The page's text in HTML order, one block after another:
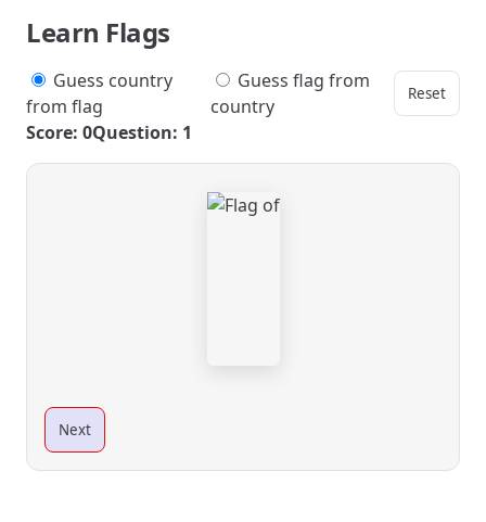
Learn Flags
Guess country
from flag
Guess flag from
country
Reset
Score: 0Question: 1
Next